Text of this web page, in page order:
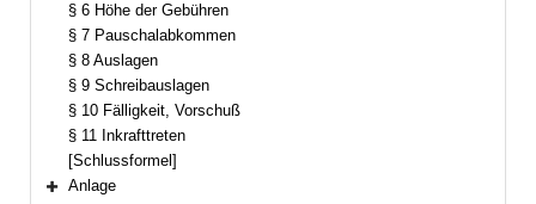
§ 6 Höhe der Gebühren
§ 7 Pauschalabkommen
§ 8 Auslagen
§ 9 Schreibauslagen
§ 10 Fälligkeit, Vorschuß
§ 11 Inkrafttreten
[Schlussformel]
Anlage